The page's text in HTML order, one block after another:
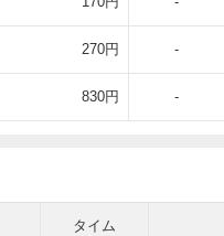
270円 -
830円 -
タイム